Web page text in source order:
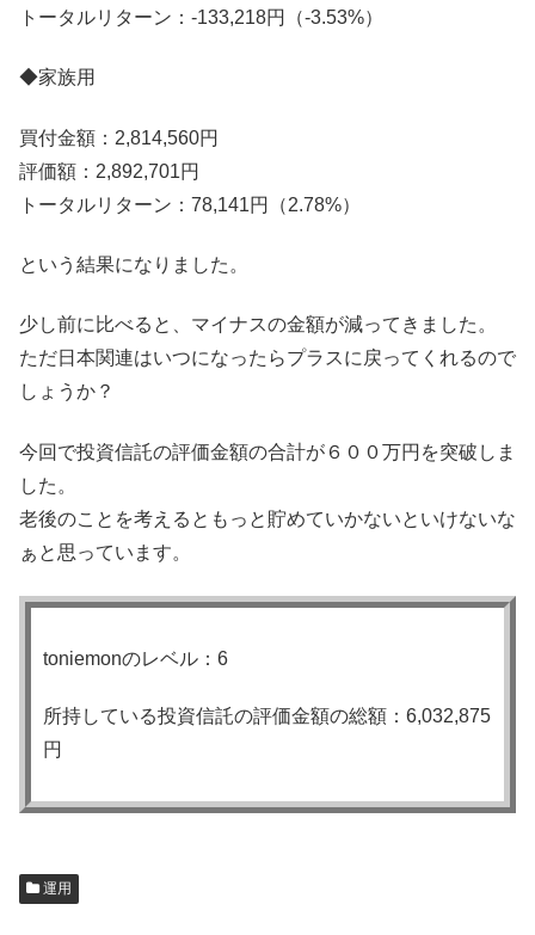
トータルリターン：-133,218円（-3.53%）
◆家族用
買付金額：2,814,560円
評価額：2,892,701円
トータルリターン：78,141円（2.78%）
という結果になりました。
少し前に比べると、マイナスの金額が減ってきました。
ただ日本関連はいつになったらプラスに戻ってくれるので
しょうか？
今回で投資信託の評価金額の合計が６００万円を突破しま
した。
老後のことを考えるともっと貯めていかないといけないな
ぁと思っています。
toniemonのレベル：6
所持している投資信託の評価金額の総額：6,032,875
円
運用